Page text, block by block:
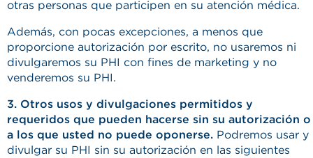
otras personas que participen en su atención médica.
Además, con pocas excepciones, a menos que
proporcione autorización por escrito, no usaremos ni
divulgaremos su PHI con fines de marketing y no
venderemos su PHI.
3. Otros usos y divulgaciones permitidos y
requeridos que pueden hacerse sin su autorización o
a los que usted no puede oponerse. Podremos usar y
divulgar su PHI sin su autorización en las siguientes